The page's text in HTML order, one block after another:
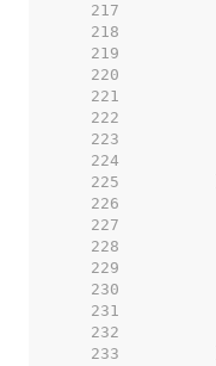
   217
   218
   219
   220
   221
   222
   223
   224
   225
   226
   227
   228
   229
   230
   231
   232
   233